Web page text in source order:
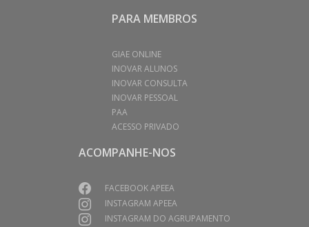
PARA MEMBROS
GIAE ONLINE
INOVAR ALUNOS
INOVAR CONSULTA
INOVAR PESSOAL
PAA
ACESSO PRIVADO
ACOMPANHE-NOS
FACEBOOK APEEA
INSTAGRAM APEEA
INSTAGRAM DO AGRUPAMENTO